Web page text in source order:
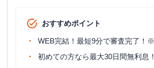
おすすめポイント
WEB完結！最短9分で審査完了！※
初めての方なら最大30日間無利息！